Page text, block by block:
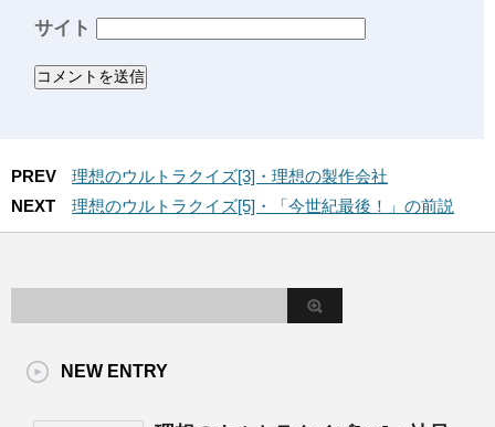
サイト
PREV
理想のウルトラクイズ[3]・理想の製作会社
NEXT
理想のウルトラクイズ[5]・「今世紀最後！」の前説
NEW ENTRY